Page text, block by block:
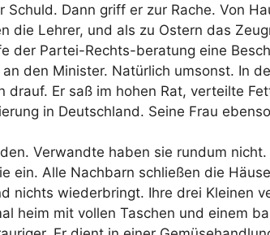
Dann griff er zur Rache. Von
die Lehrer, und als zu Ostern das
der Partei-Rechts-beratung eine
den Minister. Natürlich umsonst. In
Er saß im hohen Rat, verteilte
in Deutschland. Seine Frau
Verwandte haben sie rundum
ein. Alle Nachbarn schließen die
nichts wiederbringt. Ihre drei Kleinen
heim mit vollen Taschen und einem